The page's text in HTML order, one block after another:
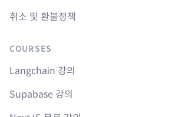
취소 및 환불정책
COURSES
Langchain 강의
Supabase 강의